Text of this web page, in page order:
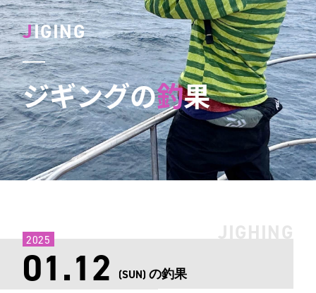
JIGING
ジギングの釣果
JIGHING
01.12 (SUN) の釣果
2025